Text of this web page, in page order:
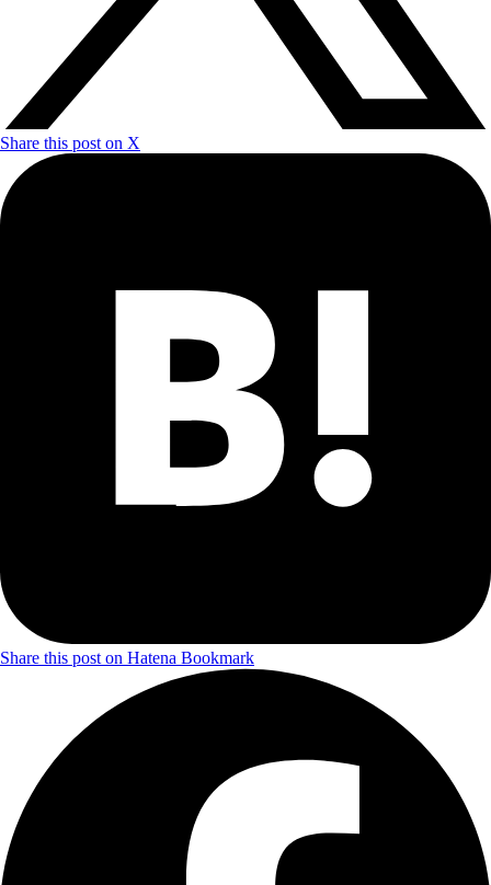
Share this post on X
Share this post on Hatena Bookmark